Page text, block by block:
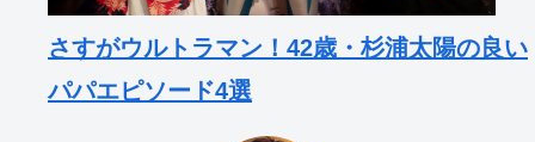
さすがウルトラマン！42歳・杉浦太陽の良い
パパエピソード4選